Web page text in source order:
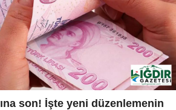
son! İşte yeni düzenlemenin